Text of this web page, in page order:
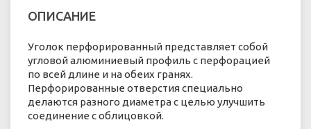
ОПИСАНИЕ
Уголок перфорированный представляет собой
угловой алюминиевый профиль с перфорацией
по всей длине и на обеих гранях.
Перфорированные отверстия специально
делаются разного диаметра с целью улучшить
соединение с облицовкой.